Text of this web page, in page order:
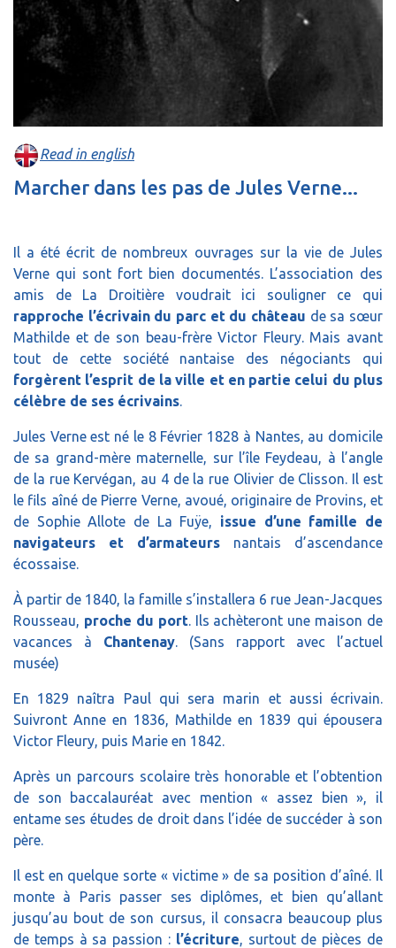
Read in english
Marcher dans les pas de Jules Verne...
Il a été écrit de nombreux ouvrages sur la vie de Jules
Verne qui sont fort bien documentés. L’association des
amis de La Droitière voudrait ici souligner ce qui
rapproche l’écrivain du parc et du château de sa sœur
Mathilde et de son beau-frère Victor Fleury. Mais avant
tout de cette société nantaise des négociants qui
forgèrent l’esprit de la ville et en partie celui du plus
célèbre de ses écrivains.
Jules Verne est né le 8 Février 1828 à Nantes, au domicile
de sa grand-mère maternelle, sur l’île Feydeau, à l’angle
de la rue Kervégan, au 4 de la rue Olivier de Clisson. Il est
le fils aîné de Pierre Verne, avoué, originaire de Provins, et
de Sophie Allote de La Fuÿe, issue d’une famille de
navigateurs et d’armateurs nantais d’ascendance
écossaise.
À partir de 1840, la famille s’installera 6 rue Jean-Jacques
Rousseau, proche du port. Ils achèteront une maison de
vacances à Chantenay. (Sans rapport avec l’actuel
musée)
En 1829 naîtra Paul qui sera marin et aussi écrivain.
Suivront Anne en 1836, Mathilde en 1839 qui épousera
Victor Fleury, puis Marie en 1842.
Après un parcours scolaire très honorable et l’obtention
de son baccalauréat avec mention « assez bien », il
entame ses études de droit dans l’idée de succéder à son
père.
Il est en quelque sorte « victime » de sa position d’aîné. Il
monte à Paris passer ses diplômes, et bien qu’allant
jusqu’au bout de son cursus, il consacra beaucoup plus
de temps à sa passion : l’écriture, surtout de pièces de